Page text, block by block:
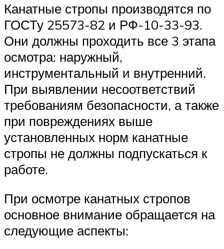
Канатные стропы производятся по
ГОСТу 25573-82 и РФ-10-33-93.
Они должны проходить все 3 этапа
осмотра: наружный,
инструментальный и внутренний.
При выявлении несоответствий
требованиям безопасности, а также
при повреждениях выше
установленных норм канатные
стропы не должны подпускаться к
работе.
При осмотре канатных стропов
основное внимание обращается на
следующие аспекты: